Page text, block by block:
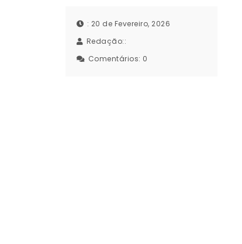
: 20 de Fevereiro, 2026
Redação::
Comentários: 0